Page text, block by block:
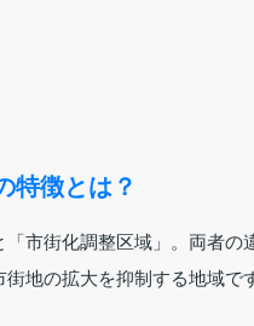
徴とは？
市街化調整区域」。両者
地の拡大を抑制する地域